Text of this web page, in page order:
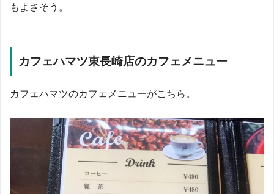
もよさそう。
カフェハマツ東長崎店のカフェメニュー
カフェハマツのカフェメニューがこちら。